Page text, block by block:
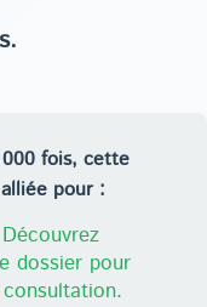
fois, cette
pour :
Découvrez
dossier pour